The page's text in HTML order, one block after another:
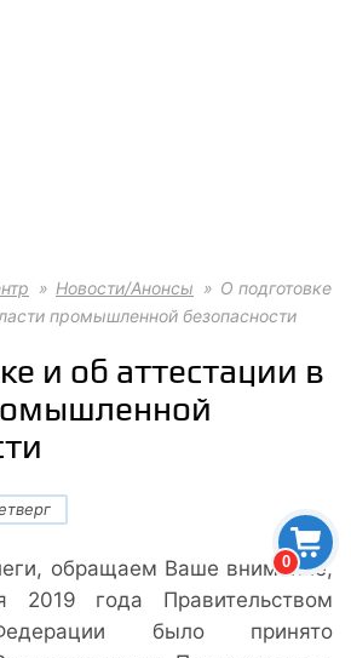
0
Новости/Анонсы
О подготовке
промышленной безопасности
и об аттестации в
обращаем Ваше внимание,
2019 года Правительством
было принято